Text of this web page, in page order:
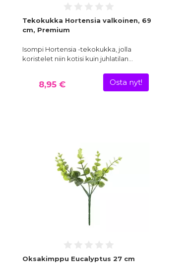
Tekokukka Hortensia valkoinen, 69
cm, Premium
Isompi Hortensia -tekokukka, jolla
koristelet niin kotisi kuin juhlatilan…
8,95 € Osta nyt!
Oksakimppu Eucalyptus 27 cm